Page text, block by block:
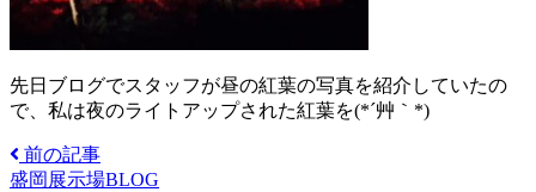
先日ブログでスタッフが昼の紅葉の写真を紹介していたの
で、私は夜のライトアップされた紅葉を(*´艸｀*)
前の記事
盛岡展示場BLOG